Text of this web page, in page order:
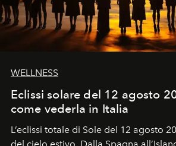
WELLNESS
Eclissi solare del 12 agosto
come vederla in Italia
L’eclissi totale di Sole del 12 agosto
del cielo estivo. Dalla Spagna